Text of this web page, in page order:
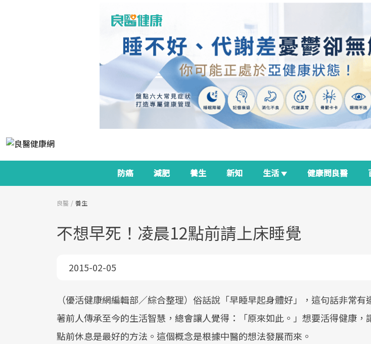
防癌 減肥 養生 新知 生活 健康問良醫
良醫 養生
不想早死！凌晨12點前請上床睡覺
2015-02-05
（優活健康網編輯部／綜合整理）俗話說「早睡早起身體好」，這句話非常有
著前人傳承至今的生活智慧，總會讓人覺得：「原來如此。」想要活得健康，
點前休息是最好的方法。這個概念是根據中醫的想法發展而來。
面對超高齡社會的浪
邁向「健康照護」的新
2025年，就到良醫生
健康新生活」，從講座
良醫健康網從「換季
發，透過醫學觀點與日